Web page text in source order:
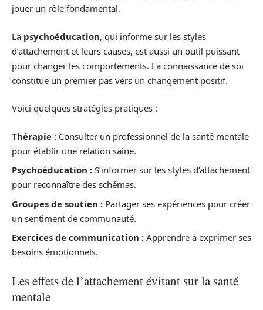
jouer un rôle fondamental.
La psychoéducation, qui informe sur les styles
d’attachement et leurs causes, est aussi un outil puissant
pour changer les comportements. La connaissance de soi
constitue un premier pas vers un changement positif.
Voici quelques stratégies pratiques :
Thérapie : Consulter un professionnel de la santé mentale
pour établir une relation saine.
Psychoéducation : S’informer sur les styles d’attachement
pour reconnaître des schémas.
Groupes de soutien : Partager ses expériences pour créer
un sentiment de communauté.
Exercices de communication : Apprendre à exprimer ses
besoins émotionnels.
Les effets de l’attachement évitant sur la santé
mentale